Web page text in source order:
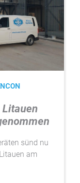
Litauen
sünd nu
am